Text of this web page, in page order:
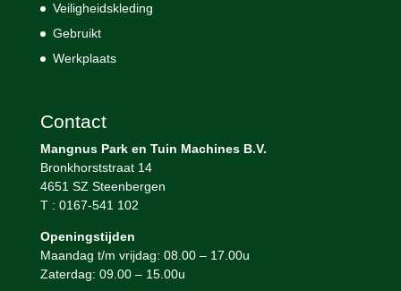
Veiligheidskleding
Gebruikt
Werkplaats
Contact
Mangnus Park en Tuin Machines B.V.
Bronkhorststraat 14
4651 SZ Steenbergen
T : 0167-541 102
Openingstijden
Maandag t/m vrijdag: 08.00 – 17.00u
Zaterdag: 09.00 – 15.00u